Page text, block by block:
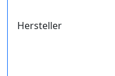
Hersteller